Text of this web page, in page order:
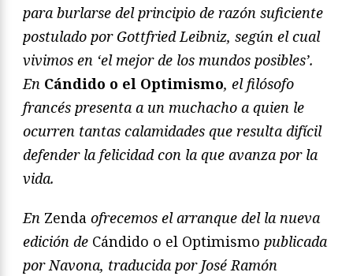
para burlarse del principio de razón suficiente
postulado por Gottfried Leibniz, según el cual
vivimos en ‘el mejor de los mundos posibles’.
En Cándido o el Optimismo, el filósofo
francés presenta a un muchacho a quien le
ocurren tantas calamidades que resulta difícil
defender la felicidad con la que avanza por la
vida.
En Zenda ofrecemos el arranque del la nueva
edición de Cándido o el Optimismo publicada
por Navona, traducida por José Ramón